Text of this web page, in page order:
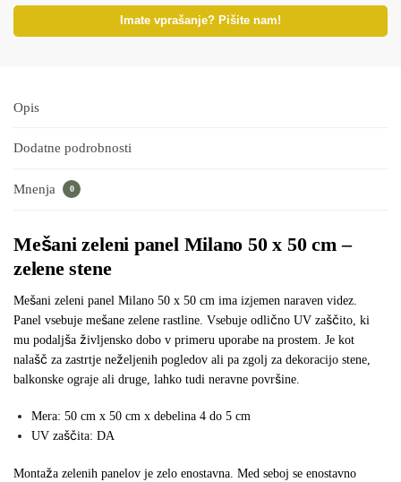
Imate vprašanje? Pišite nam!
Opis
Dodatne podrobnosti
Mnenja 0
Mešani zeleni panel Milano 50 x 50 cm –
zelene stene
Mešani zeleni panel Milano 50 x 50 cm ima izjemen naraven videz.
Panel vsebuje mešane zelene rastline. Vsebuje odlično UV zaščito, ki
mu podaljša življensko dobo v primeru uporabe na prostem. Je kot
nalašč za zastrtje neželjenih pogledov ali pa zgolj za dekoracijo stene,
balkonske ograje ali druge, lahko tudi neravne površine.
Mera: 50 cm x 50 cm x debelina 4 do 5 cm
UV zaščita: DA
Montaža zelenih panelov je zelo enostavna. Med seboj se enostavno